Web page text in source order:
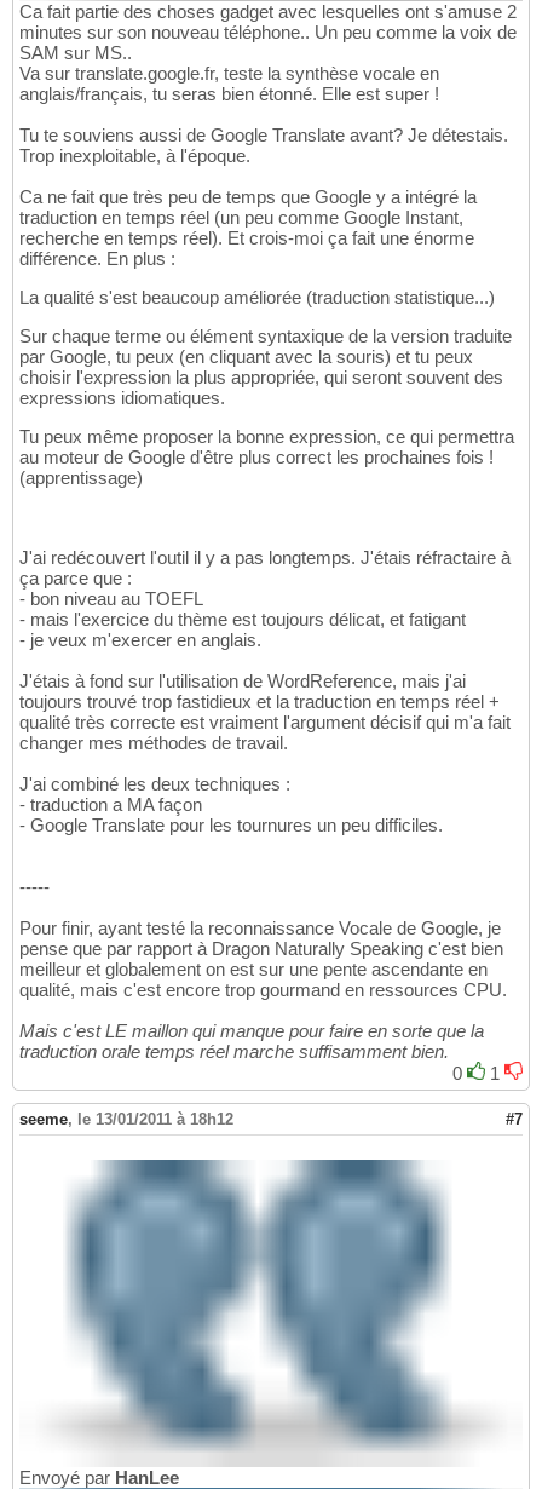
Ca fait partie des choses gadget avec lesquelles ont s'amuse 2
minutes sur son nouveau téléphone.. Un peu comme la voix de
SAM sur MS..
Va sur translate.google.fr, teste la synthèse vocale en
anglais/français, tu seras bien étonné. Elle est super !
Tu te souviens aussi de Google Translate avant? Je détestais.
Trop inexploitable, à l'époque.
Ca ne fait que très peu de temps que Google y a intégré la
traduction en temps réel (un peu comme Google Instant,
recherche en temps réel). Et crois-moi ça fait une énorme
différence. En plus :
La qualité s'est beaucoup améliorée (traduction statistique...)
Sur chaque terme ou élément syntaxique de la version traduite
par Google, tu peux (en cliquant avec la souris) et tu peux
choisir l'expression la plus appropriée, qui seront souvent des
expressions idiomatiques.
Tu peux même proposer la bonne expression, ce qui permettra
au moteur de Google d'être plus correct les prochaines fois !
(apprentissage)
J'ai redécouvert l'outil il y a pas longtemps. J'étais réfractaire à
ça parce que :
- bon niveau au TOEFL
- mais l'exercice du thème est toujours délicat, et fatigant
- je veux m'exercer en anglais.
J'étais à fond sur l'utilisation de WordReference, mais j'ai
toujours trouvé trop fastidieux et la traduction en temps réel +
qualité très correcte est vraiment l'argument décisif qui m'a fait
changer mes méthodes de travail.
J'ai combiné les deux techniques :
- traduction a MA façon
- Google Translate pour les tournures un peu difficiles.
-----
Pour finir, ayant testé la reconnaissance Vocale de Google, je
pense que par rapport à Dragon Naturally Speaking c'est bien
meilleur et globalement on est sur une pente ascendante en
qualité, mais c'est encore trop gourmand en ressources CPU.
Mais c'est LE maillon qui manque pour faire en sorte que la
traduction orale temps réel marche suffisamment bien.
0
1
seeme, le 13/01/2011 à 18h12 #7
Envoyé par HanLee